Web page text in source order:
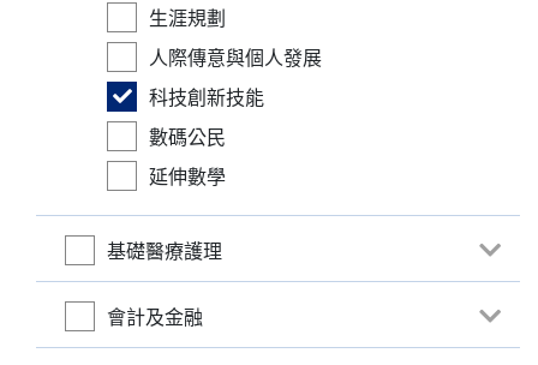
生涯規劃
人際傳意與個人發展
科技創新技能
數碼公民
延伸數學
基礎醫療護理
會計及金融